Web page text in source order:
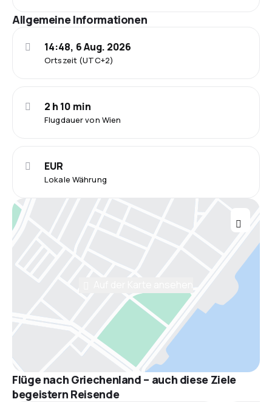
Allgemeine Informationen
Ortszeit (UTC+2)
14:48, 6 Aug. 2026
Flugdauer von Wien
2 h 10 min
Lokale Währung
EUR
Flüge nach Griechenland – auch diese Ziele
begeistern Reisende